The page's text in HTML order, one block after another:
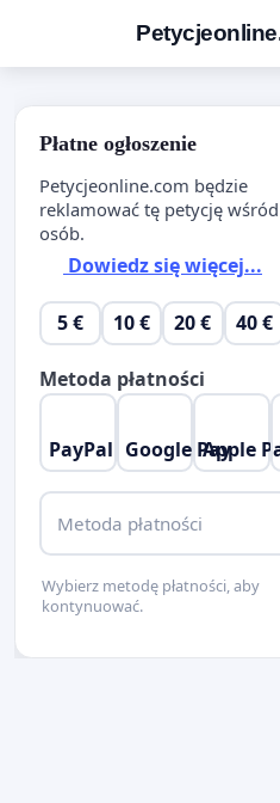
Płatne ogłoszenie
Petycjeonline.com będzie
reklamować tę petycję wśród
osób.
Dowiedz się więcej...
5 € 10 € 20 € 40 €
Metoda płatności
PayPal Google Pay
Apple
Metoda płatności
Wybierz metodę płatności, aby
kontynuować.